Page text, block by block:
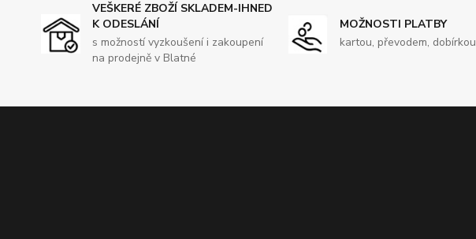
VEŠKERÉ ZBOŽÍ SKLADEM-IHNED
K ODESLÁNÍ
s možností vyzkoušení i zakoupení
na prodejně v Blatné
MOŽNOSTI PLATBY
kartou, převodem, dobírkou